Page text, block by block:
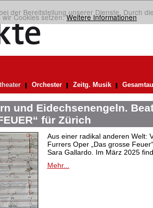
der Bereitstellung unserer Dienste. Durch
Cookies setzen.Weitere Informationen
Orchester Zeitg. Musik
und Eidechsenengeln.
für Zürich
Aus einer radikal anderen Welt:
Furrers Oper „Das grosse
Sara Gallardo. Im März 2025
Mehr...